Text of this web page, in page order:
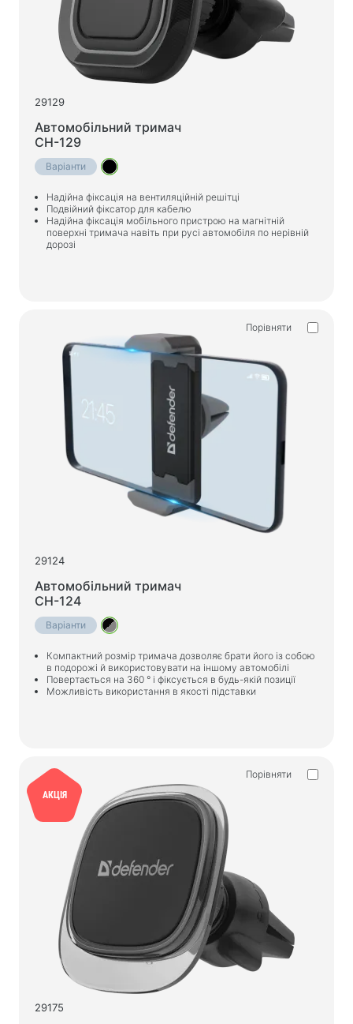
29129
Автомобільний тримач
CH-129
Варіанти
Надійна фіксація на вентиляційній решітці
Подвійний фіксатор для кабелю
Надійна фіксація мобільного пристрою на магнітній
поверхні тримача навіть при русі автомобіля по нерівній
дорозі
Порівняти
29124
Автомобільний тримач
CH-124
Варіанти
Компактний розмір тримача дозволяє брати його із собою
в подорожі й використовувати на іншому автомобілі
Повертається на 360 ° і фіксується в будь-якій позиції
Можливість використання в якості підставки
АКЦІЯ
Порівняти
29175